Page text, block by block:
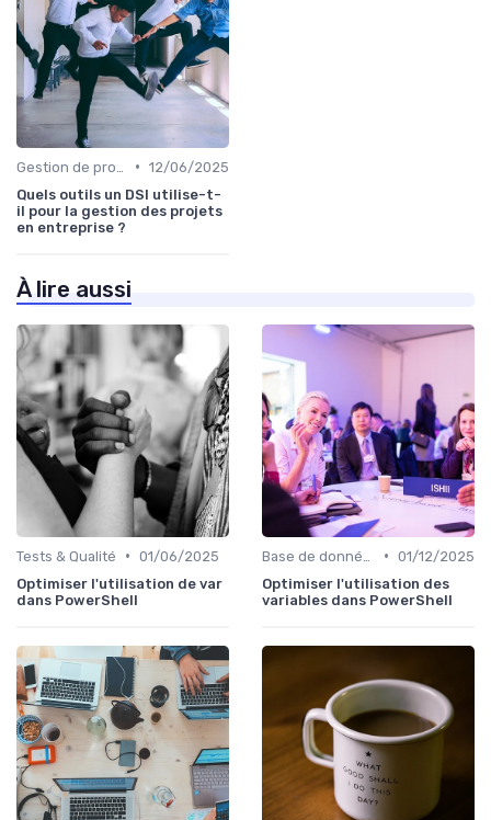
• 12/06/2025
Quels outils un DSI utilise-t-
il pour la gestion des projets
en entreprise ?
À lire aussi
Tests & Qualité • 01/06/2025
Optimiser l'utilisation de var
dans PowerShell
• 01/12/2025
Optimiser l'utilisation des
variables dans PowerShell